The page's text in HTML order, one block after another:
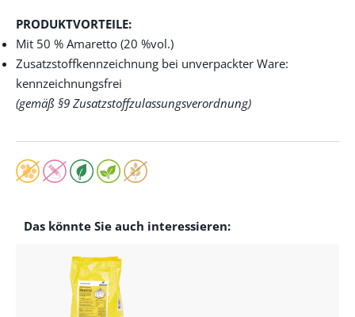
PRODUKTVORTEILE:
Mit 50 % Amaretto (20 %vol.)
Zusatzstoffkennzeichnung bei unverpackter Ware:
kennzeichnungsfrei
(gemäß §9 Zusatzstoffzulassungsverordnung)
Das könnte Sie auch interessieren: